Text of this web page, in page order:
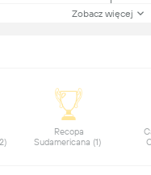
Zobacz więcej
Recopa